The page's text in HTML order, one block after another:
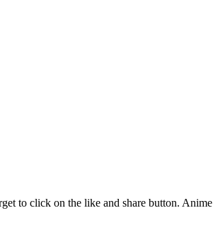
to click on the like and share button. Anime